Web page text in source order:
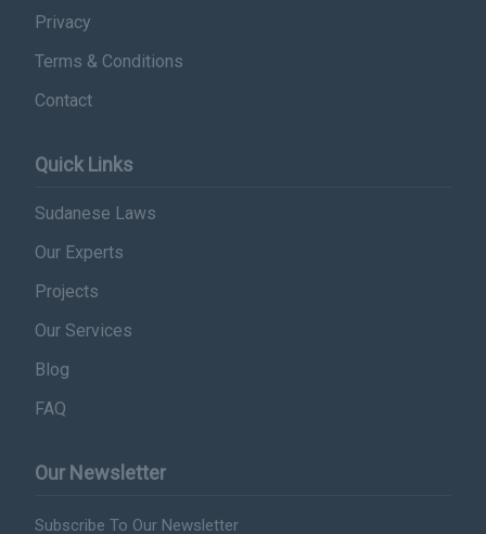
Privacy
Terms & Conditions
Contact
Quick Links
Sudanese Laws
Our Experts
Projects
Our Services
Blog
FAQ
Our Newsletter
Subscribe To Our Newsletter